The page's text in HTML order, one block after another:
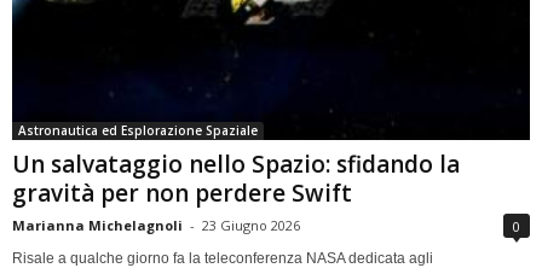
Astronautica ed Esplorazione Spaziale
Un salvataggio nello Spazio: sfidando la
gravità per non perdere Swift
Marianna Michelagnoli - 23 Giugno 2026 0
Risale a qualche giorno fa la teleconferenza NASA dedicata agli